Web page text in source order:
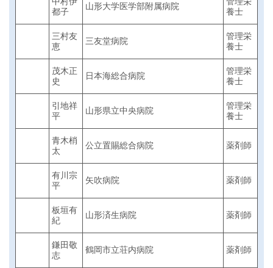
都子
山形大学医学部附属病院
養士
三村友
恵
三友堂病院
管理栄
養士
茂木正
史
日本海総合病院
管理栄
養士
引地祥
平
山形県立中央病院
管理栄
養士
青木梢
太
公立置賜総合病院 薬剤師
有川宗
平
矢吹病院 薬剤師
板垣有
紀
山形済生病院 薬剤師
鎌田敬
志
鶴岡市立荘内病院 薬剤師